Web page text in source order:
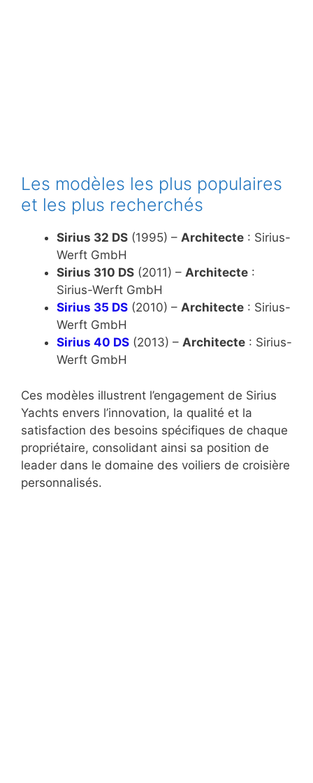
Les modèles les plus populaires
et les plus recherchés
Sirius 32 DS (1995) – Architecte : Sirius-
Werft GmbH
Sirius 310 DS (2011) – Architecte :
Sirius-Werft GmbH
Sirius 35 DS (2010) – Architecte : Sirius-
Werft GmbH
Sirius 40 DS (2013) – Architecte : Sirius-
Werft GmbH
Ces modèles illustrent l’engagement de Sirius
Yachts envers l’innovation, la qualité et la
satisfaction des besoins spécifiques de chaque
propriétaire, consolidant ainsi sa position de
leader dans le domaine des voiliers de croisière
personnalisés.